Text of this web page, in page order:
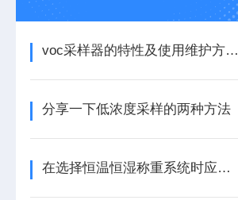
voc采样器的特性及使用维护方法看完本篇便知
分享一下低浓度采样的两种方法
在选择恒温恒湿称重系统时应注意什么？